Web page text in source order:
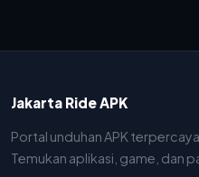
Jakarta Ride APK
Portal unduhan APK
Temukan aplikasi, game, dan